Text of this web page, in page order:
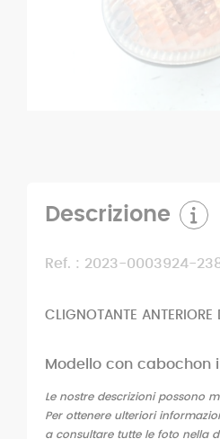
Descrizione
Ref. : 2023-0003924-
CLIGNOTANTE
Modello con cabochon
Le nostre descrizioni possono
Per ottenere ulteriori
a consultare tutte le foto nella